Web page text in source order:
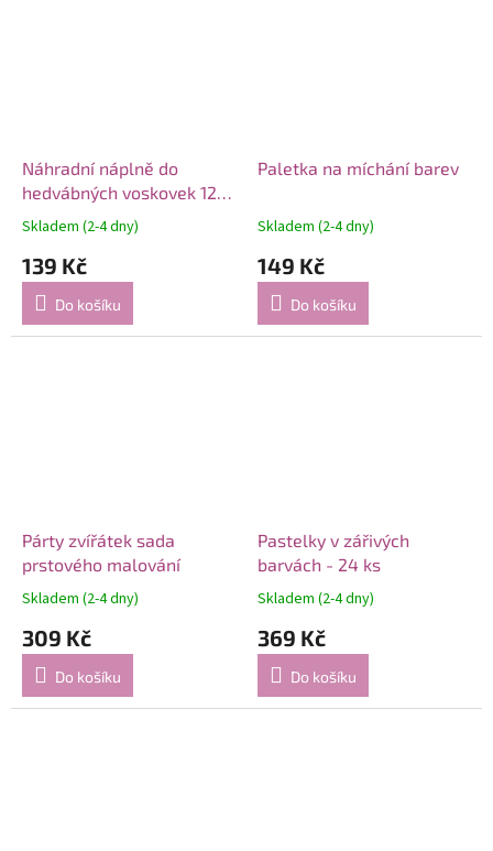
Náhradní náplně do
hedvábných voskovek 12
ks
Skladem (2-4 dny)
139 Kč
Do košíku
Paletka na míchání barev
Skladem (2-4 dny)
149 Kč
Do košíku
Párty zvířátek sada
prstového malování
Skladem (2-4 dny)
309 Kč
Do košíku
Pastelky v zářivých
barvách - 24 ks
Skladem (2-4 dny)
369 Kč
Do košíku